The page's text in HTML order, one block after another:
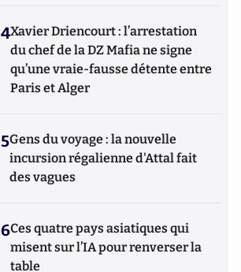
4Xavier Driencourt : l’arrestation
du chef de la DZ Mafia ne signe
qu’une vraie-fausse détente entre
Paris et Alger
5Gens du voyage : la nouvelle
incursion régalienne d'Attal fait
des vagues
6Ces quatre pays asiatiques qui
misent sur l’IA pour renverser la
table